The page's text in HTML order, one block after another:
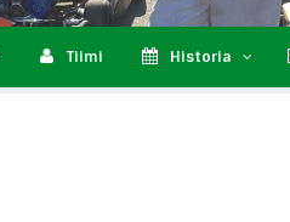
Tiimi Historia